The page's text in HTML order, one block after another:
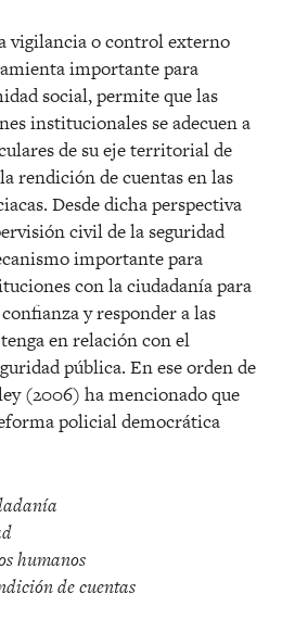
vigilancia o control externo
importante para
social, permite que las
institucionales se adecuen a
de su eje territorial de
rendición de cuentas en las
Desde dicha perspectiva
civil de la seguridad
importante para
con la ciudadanía para
y responder a las
en relación con el
pública. En ese orden de
(2006) ha mencionado que
policial democrática
humanos
de cuentas